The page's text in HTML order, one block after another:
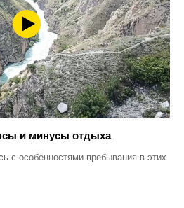
и минусы отдыха
с особенностями пребывания в этих